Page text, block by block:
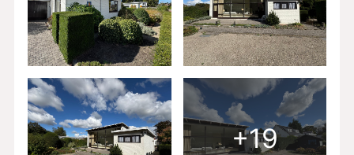
+19